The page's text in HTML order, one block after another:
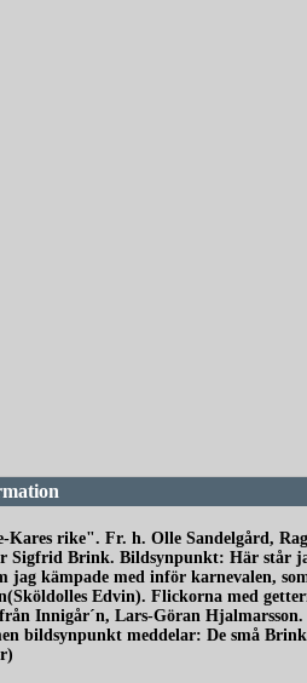
rike". Fr. h. Olle Sandelgård,
Sigfrid Brink. Bildsynpunkt: Här står
jag kämpade med inför karnevalen,
Edvin). Flickorna med
Innigår´n, Lars-Göran
bildsynpunkt meddelar: De små